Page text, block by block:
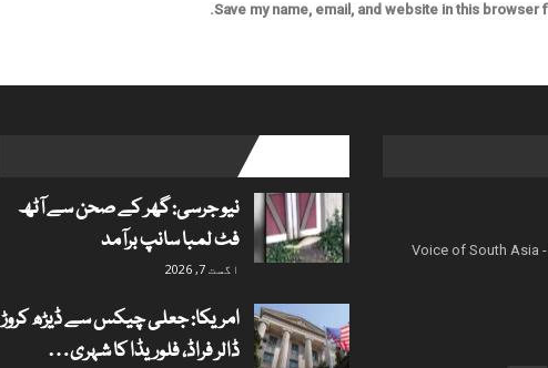
Save my name, email, and website in this browser
Voice of South Asia
نیو جرسی: گھر کے صحن سے آٹھ
فٹ لمبا سانپ برآمد
اگست 7, 2026
امریکا: جعلی چیکس سے ڈیڑھ کروڑ
ڈالر فراڈ، فلوریڈا کا شہری…